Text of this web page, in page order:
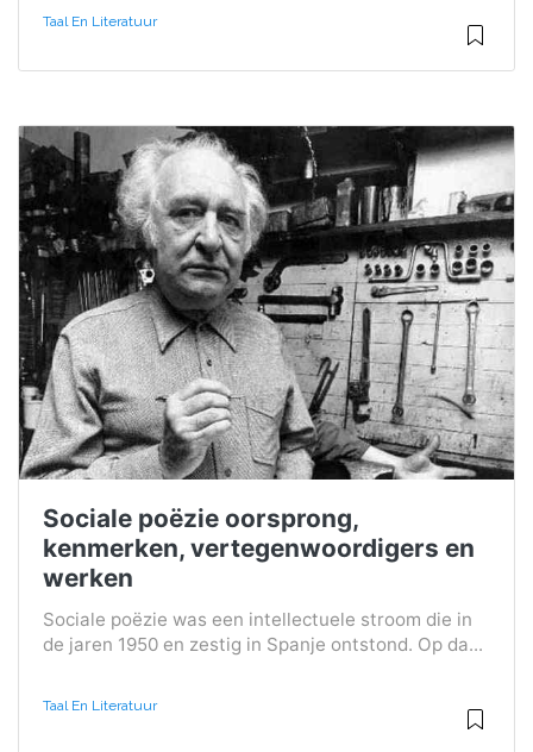
Taal En Literatuur
Sociale poëzie oorsprong,
kenmerken, vertegenwoordigers en
werken
Sociale poëzie was een intellectuele stroom die in
de jaren 1950 en zestig in Spanje ontstond. Op da...
Taal En Literatuur